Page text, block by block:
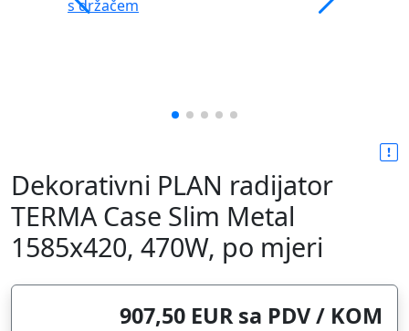
Dekorativni PLAN radijator
TERMA Case Slim Metal
1585x420, 470W, po mjeri
907,50 EUR sa PDV / KOM